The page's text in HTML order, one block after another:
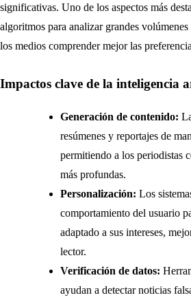
significativas. Uno de los aspectos más
algoritmos para analizar grandes
los medios comprender mejor las
Impactos clave de la inteligencia
Generación de contenido:
resúmenes y reportajes de
permitiendo a los periodistas
más profundas.
Personalización: Los
comportamiento del usuario
adaptado a sus intereses,
lector.
Verificación de datos:
ayudan a detectar noticias